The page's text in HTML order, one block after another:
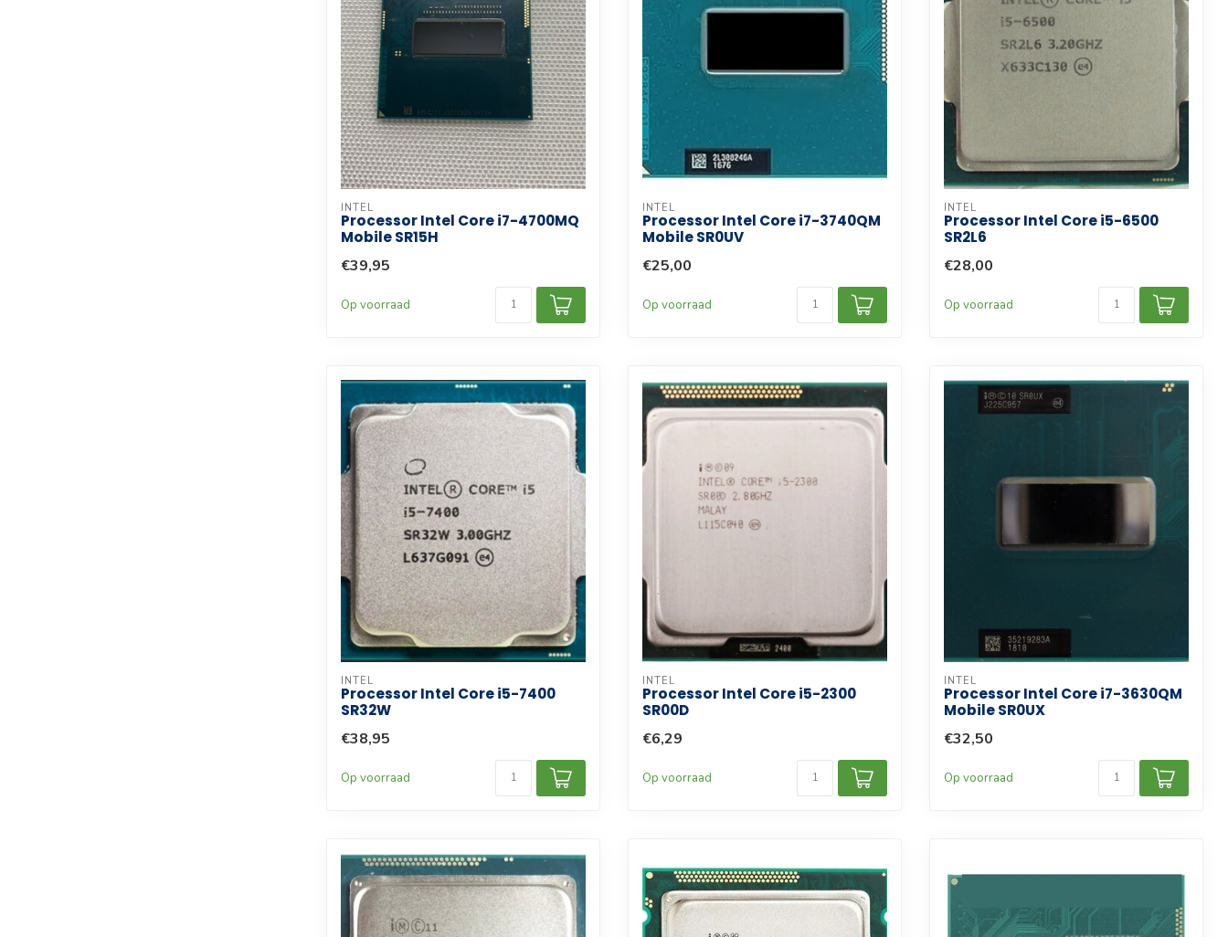
INTEL
Processor Intel Core i7-4700MQ
Mobile SR15H
€39,95
Op voorraad
INTEL
Processor Intel Core i7-3740QM
Mobile SR0UV
€25,00
Op voorraad
INTEL
Processor Intel Core i5-6500
SR2L6
€28,00
Op voorraad
INTEL
Processor Intel Core i5-7400
SR32W
€38,95
Op voorraad
INTEL
Processor Intel Core i5-2300
SR00D
€6,29
Op voorraad
INTEL
Processor Intel Core i7-3630QM
Mobile SR0UX
€32,50
Op voorraad